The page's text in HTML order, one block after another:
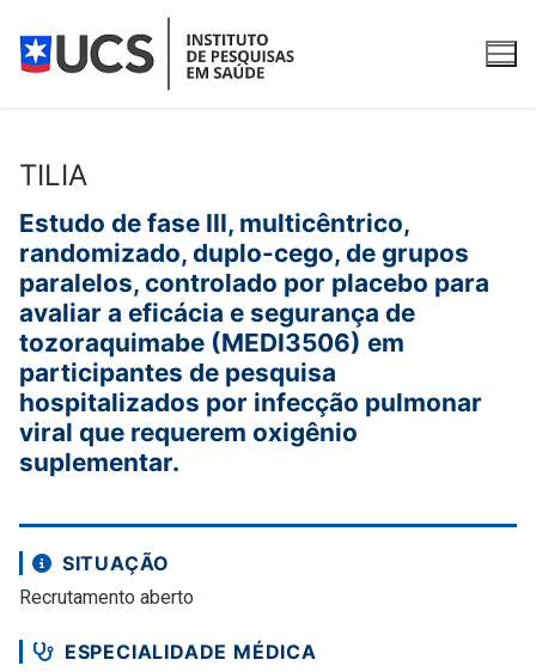
para
O Instituto
Apresentação
Equipe
Qualidade
Publicações
Para participantes
O que é pesquisa clínica?
Fases da pesquisa clínica
Como participar
Pesquisas clínicas
Pesquisas clínicas com recrutamento aberto
Pesquisas clínicas em andamento
Pesquisas concluídas
Serviços
Água Purificada e Ultrapurificada
REDCap
Contato
TILIA
Estudo de fase III, multicêntrico,
randomizado, duplo-cego, de grupos
paralelos, controlado por placebo para
avaliar a eficácia e segurança de
tozoraquimabe (MEDI3506) em
participantes de pesquisa
hospitalizados por infecção pulmonar
viral que requerem oxigênio
suplementar.
SITUAÇÃO
Recrutamento aberto
ESPECIALIDADE MÉDICA